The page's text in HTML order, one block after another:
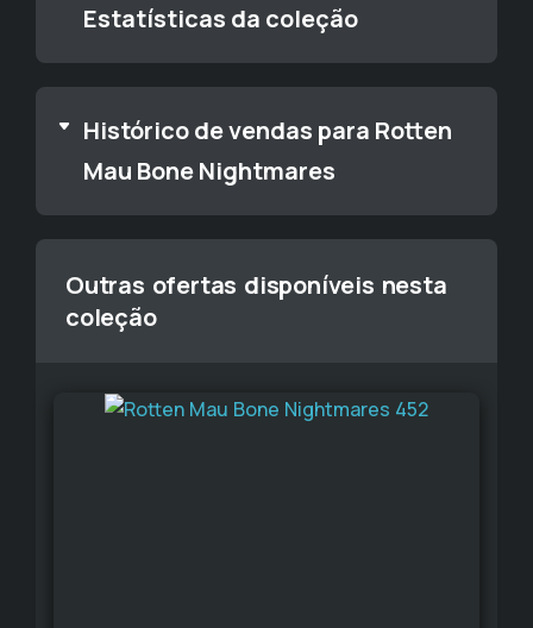
Estatísticas da coleção
Histórico de vendas para Rotten
Mau Bone Nightmares
Outras ofertas disponíveis nesta
coleção